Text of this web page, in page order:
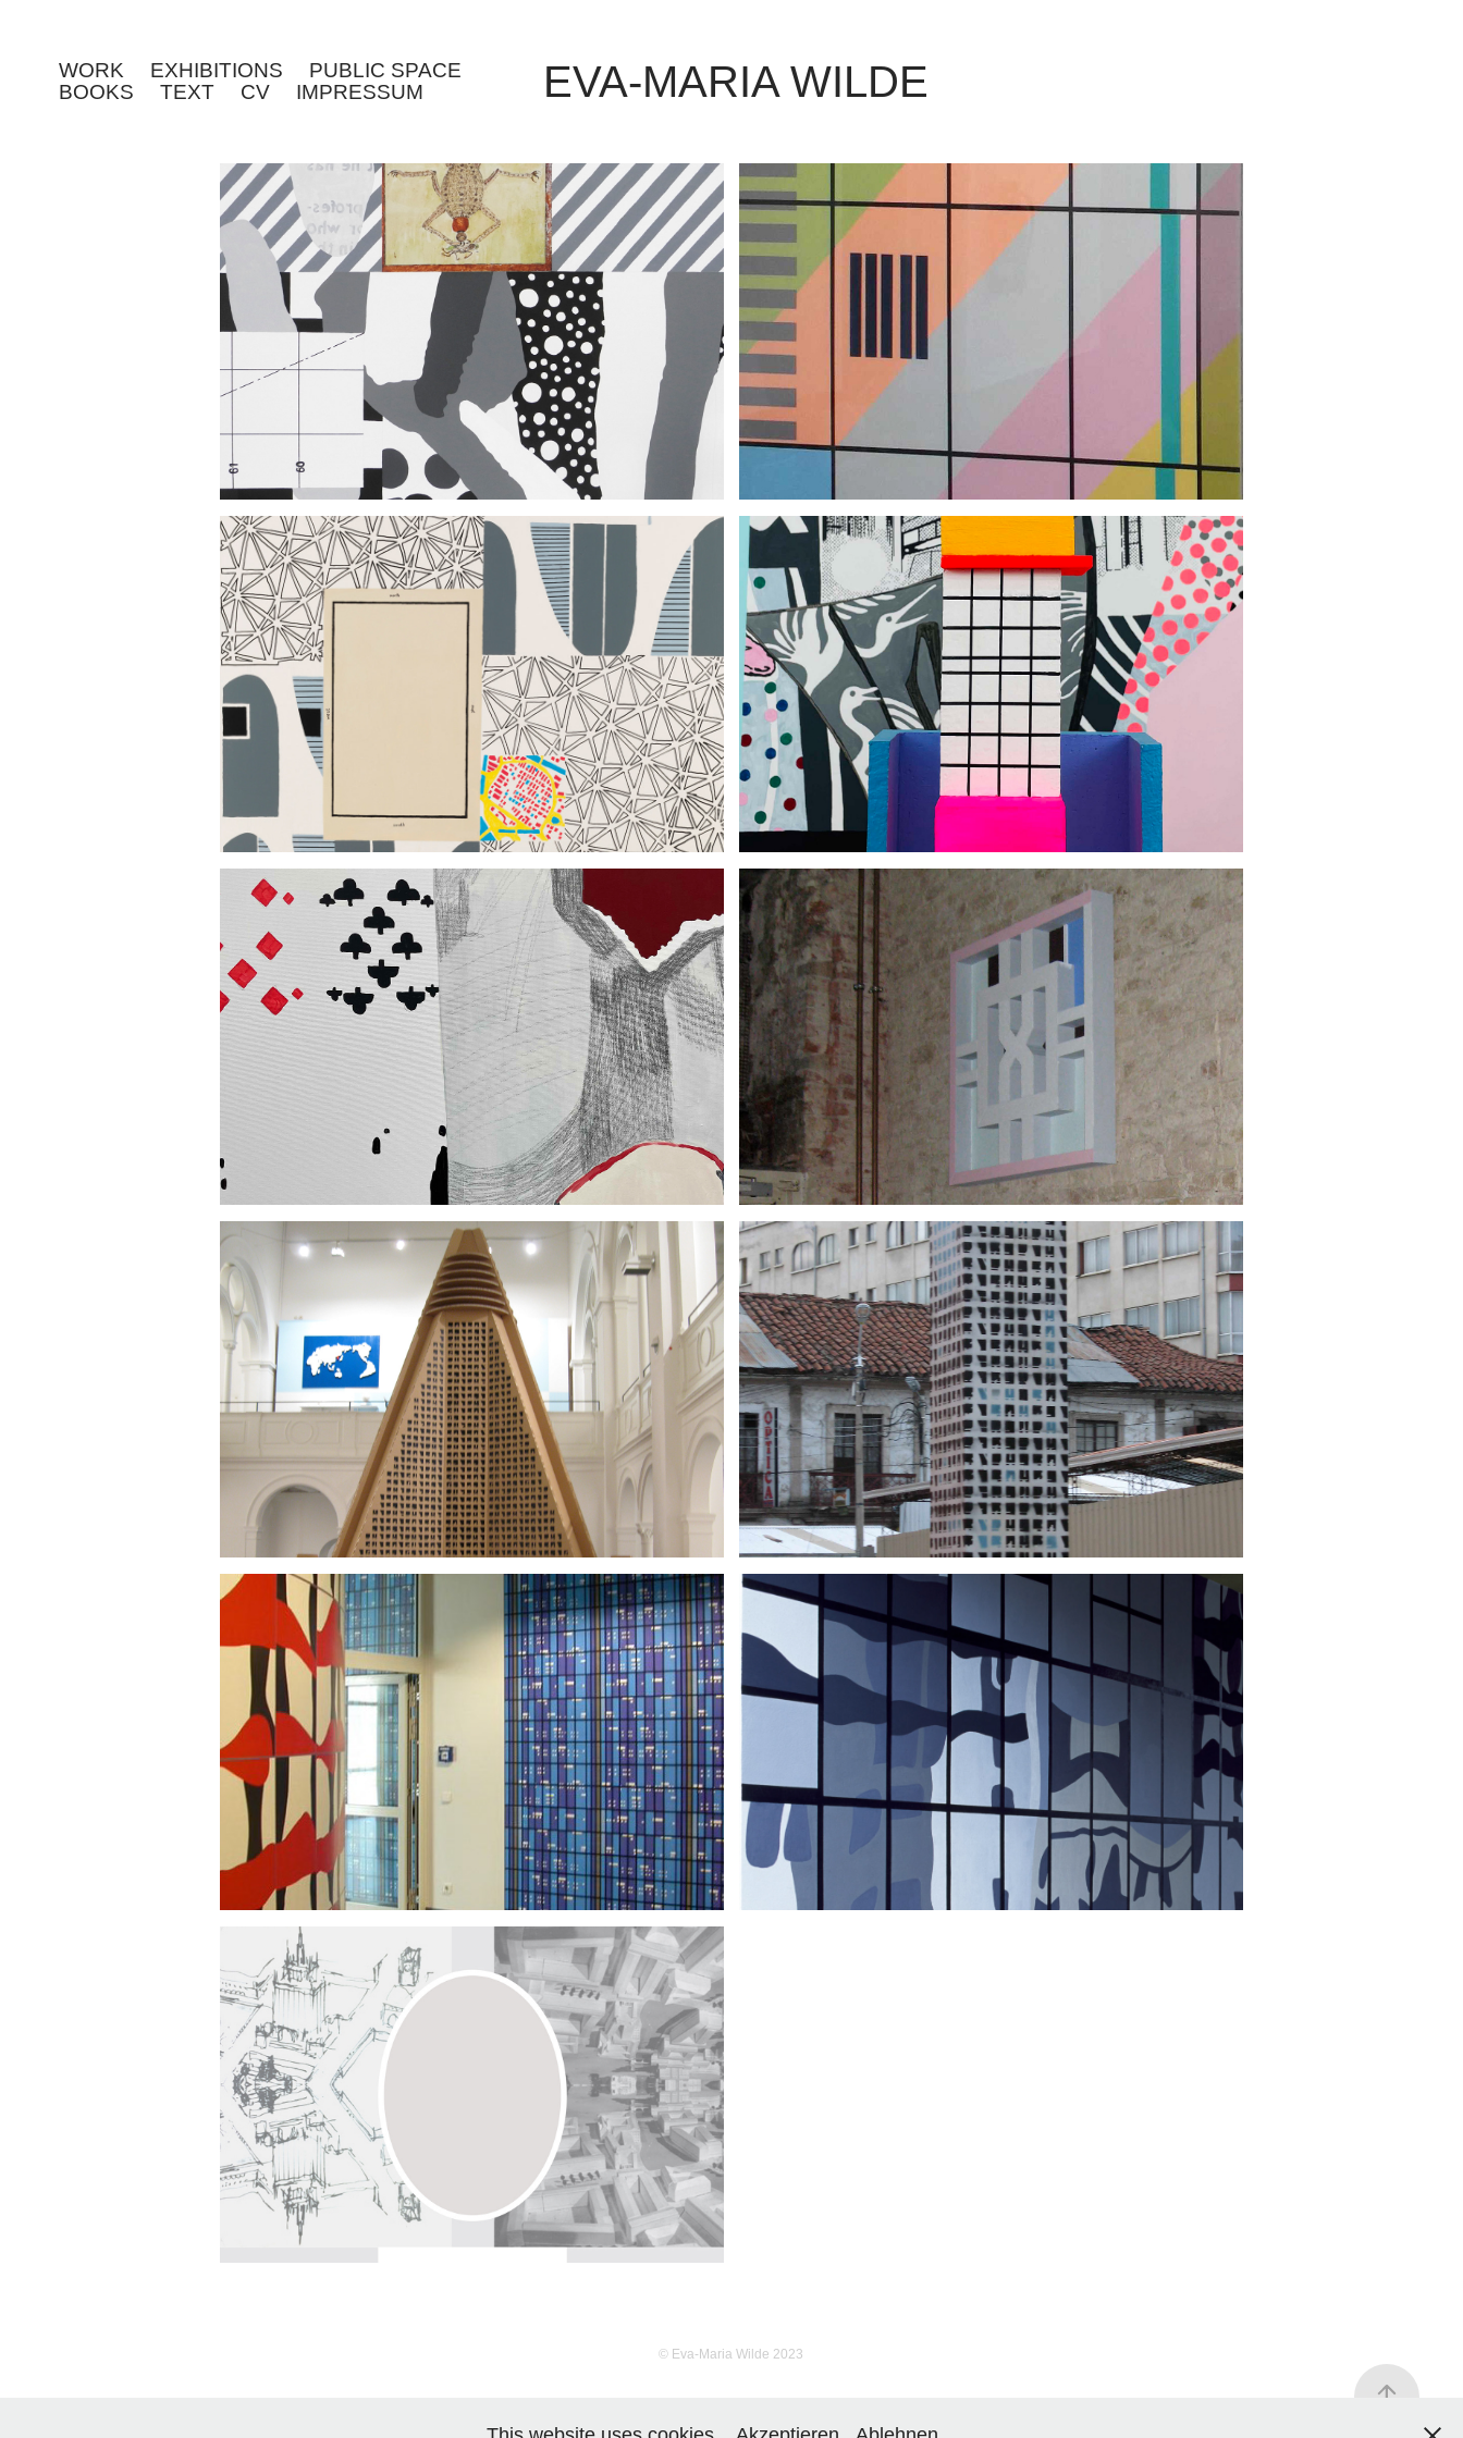
WORK EXHIBITIONS
PUBLIC SPACE
BOOKS
TEXT CV IMPRESSUM EVA-MARIA WILDE
SÄCHSISCHES KRANKENHAUS
RODEWISCH
2023
RAUMINSTALLATION HONGKONG
- KANZLEI HWW BERLIN
SAVANT UNIKLINIKUM DRESDEN
2009
KUNSTRAUM KREUZBERG
BERLIN
2022
AUSSTELLUNG U 124 BERLIN
2020
CUSSLER BERLIN
2011
PJÖNGJANG PJÖNGJANG 2008
2008
TURM LA PAZ, BOLIVIEN
2007
UNIKLINIKUM LEIPZIG
2003
WIENER WOHNEN, WANDBILD
2004
KUNST AM BAU WETTBEWERB
HUMBOLDTFORUM BERLIN
© Eva-Maria Wilde 2023